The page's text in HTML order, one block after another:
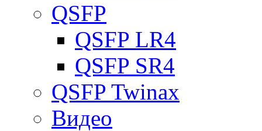
QSFP
QSFP LR4
QSFP SR4
QSFP Twinax
Видео